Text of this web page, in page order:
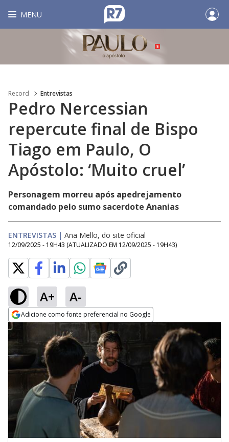
MENU
Record Entrevistas
Pedro Nercessian
repercute final de Bispo
Tiago em Paulo, O
Apóstolo: ‘Muito cruel’
Personagem morreu após apedrejamento
comandado pelo sumo sacerdote Ananias
ENTREVISTAS | Ana Mello, do site oficial
12/09/2025 - 19H43 (ATUALIZADO EM 12/09/2025 - 19H43)
A+ A-
Adicione como fonte preferencial no Google
Opens in new window